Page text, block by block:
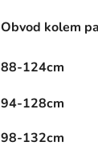
Obvod kolem
88-124cm
94-128cm
98-132cm